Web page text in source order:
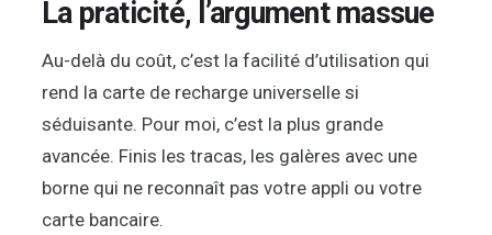
La praticité, l’argument massue
Au-delà du coût, c’est la facilité d’utilisation qui
rend la carte de recharge universelle si
séduisante. Pour moi, c’est la plus grande
avancée. Finis les tracas, les galères avec une
borne qui ne reconnaît pas votre appli ou votre
carte bancaire.